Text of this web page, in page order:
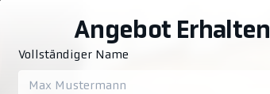
Angebot Erhalten
Vollständiger Name